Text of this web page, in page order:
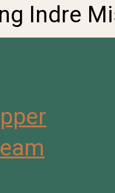
Indre